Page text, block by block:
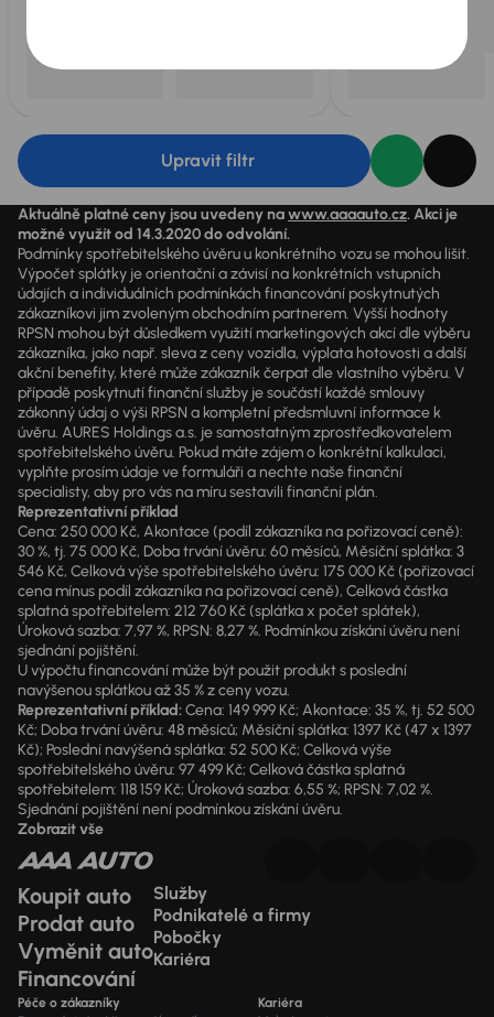
Upravit filtr
Aktuálně platné ceny jsou uvedeny nawww.aaaauto.cz. Akci je
možné využít od 14.3.2020 do odvolání.
Podmínky spotřebitelského úvěru u konkrétního vozu se mohou lišit.
Výpočet splátky je orientační a závisí na konkrétních vstupních
údajích a individuálních podmínkách financování poskytnutých
zákazníkovi jim zvoleným obchodním partnerem. Vyšší hodnoty
RPSN mohou být důsledkem využití marketingových akcí dle výběru
zákazníka, jako např. sleva z ceny vozidla, výplata hotovosti a další
akční benefity, které může zákazník čerpat dle vlastního výběru. V
případě poskytnutí finanční služby je součástí každé smlouvy
zákonný údaj o výši RPSN a kompletní předsmluvní informace k
úvěru. AURES Holdings a.s. je samostatným zprostředkovatelem
spotřebitelského úvěru. Pokud máte zájem o konkrétní kalkulaci,
vyplňte prosím údaje ve formuláři a nechte naše finanční
specialisty, aby pro vás na míru sestavili finanční plán.
Reprezentativní příklad
Cena: 250 000 Kč, Akontace (podíl zákazníka na pořizovací ceně):
30 %, tj. 75 000 Kč, Doba trvání úvěru: 60 měsíců, Měsíční splátka: 3
546 Kč, Celková výše spotřebitelského úvěru: 175 000 Kč (pořizovací
cena mínus podíl zákazníka na pořizovací ceně), Celková částka
splatná spotřebitelem: 212 760 Kč (splátka x počet splátek),
Úroková sazba: 7,97 %, RPSN: 8,27 %. Podmínkou získání úvěru není
sjednání pojištění.
U výpočtu financování může být použit produkt s poslední
navýšenou splátkou až 35 % z ceny vozu.
Reprezentativní příklad:Cena: 149 999 Kč; Akontace: 35 %, tj. 52 500
Kč; Doba trvání úvěru: 48 měsíců; Měsíční splátka: 1397 Kč (47 x 1397
Kč); Poslední navýšená splátka: 52 500 Kč; Celková výše
spotřebitelského úvěru: 97 499 Kč; Celková částka splatná
spotřebitelem: 118 159 Kč; Úroková sazba: 6,55 %; RPSN: 7,02 %.
Sjednání pojištění není podmínkou získání úvěru.
Zobrazit vše
Koupit auto
Prodat auto
Vyměnit auto
Financování
Služby
Podnikatelé a firmy
Pobočky
Kariéra
Péče o zákazníky Kariéra